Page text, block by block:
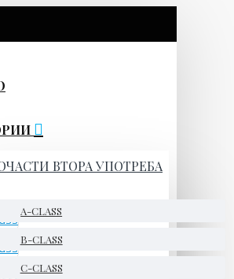
ВТОРА УПОТРЕБА
A-CLASS
B-CLASS
C-CLASS